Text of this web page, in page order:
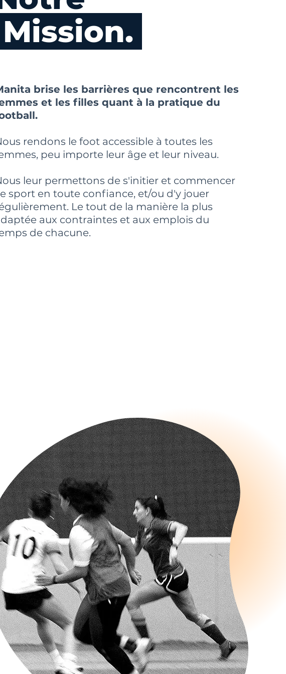
Mission.
brise les barrières que rencontrent les
et les filles quant à la pratique du
rendons le foot accessible à toutes les
peu importe leur âge et leur niveau.
leur permettons de s'initier et commencer
sport en toute confiance, et/ou d'y jouer
Le tout de la manière la plus
aux contraintes et aux emplois du
de chacune.